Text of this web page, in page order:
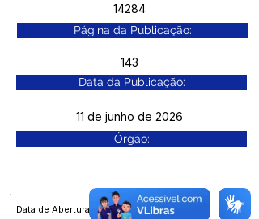
14284
Página da Publicação:
143
Data da Publicação:
11 de junho de 2026
Órgão:
Data de Abertura